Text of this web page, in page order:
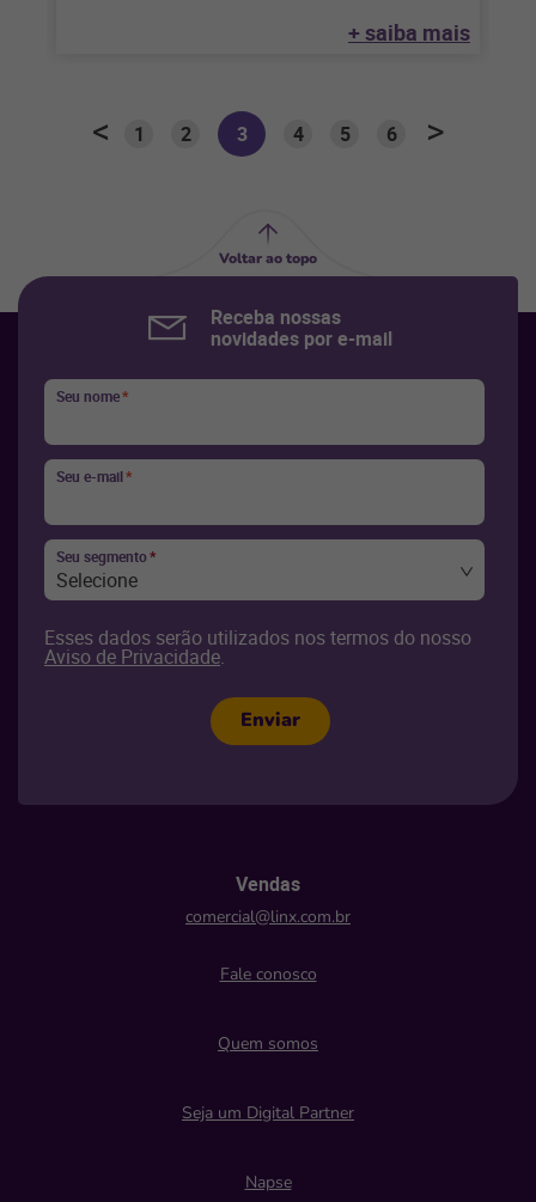
+ saiba mais
1 2 3 4 5 6
Voltar ao topo
Receba nossas
novidades por e-mail
Seu nome*
Seu e-mail*
Seu segmento*
Selecione
Esses dados serão utilizados nos termos do nosso
Aviso de Privacidade.
Enviar
Vendas
comercial@linx.com.br
Fale conosco
Quem somos
Seja um Digital Partner
Napse